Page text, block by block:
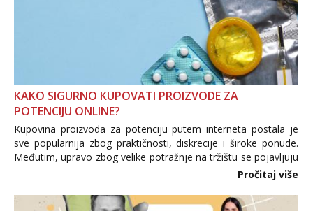
KAKO SIGURNO KUPOVATI PROIZVODE ZA
POTENCIJU ONLINE?
Kupovina proizvoda za potenciju putem interneta postala je
sve popularnija zbog praktičnosti, diskrecije i široke ponude.
Međutim, upravo zbog velike potražnje na tržištu se pojavljuju
i brojni krivotvoreni proizvodi, nepouzdane internetske
Pročitaj više